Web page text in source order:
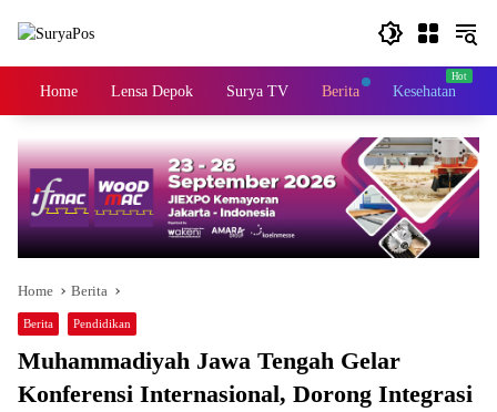
Home Lensa Depok Surya TV Berita Kesehatan
Home Berita
Berita Pendidikan
Muhammadiyah Jawa Tengah Gelar
Konferensi Internasional, Dorong Integrasi